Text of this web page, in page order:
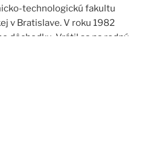
technologickú fakultu
v Bratislave. V roku 1982
dôchodku. Vrátil sa na rodný